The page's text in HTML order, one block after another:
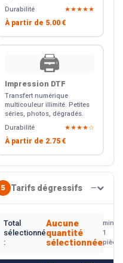
Durabilité
★★★★★
À partir de 5.00 €
🖨️
Impression DTF
Transfert numérique
multicouleur illimité. Petites
séries, photos, dégradés.
Durabilité
★★★★☆
À partir de 2.75 €
5 Tarifs dégressifs —
Total
sélectionné
:
Aucune
quantité
sélectionnée
min.
1
pièce